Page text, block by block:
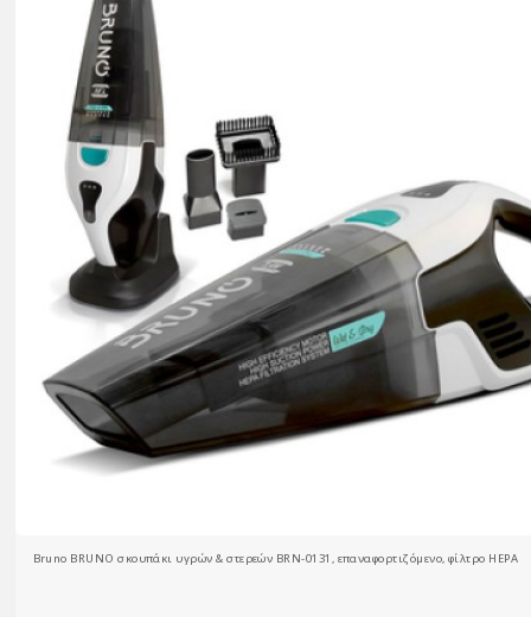
Bruno BRUNO σκουπάκι υγρών & στερεών BRN-0131, επαναφορτιζόμενο, φίλτρο HEPA